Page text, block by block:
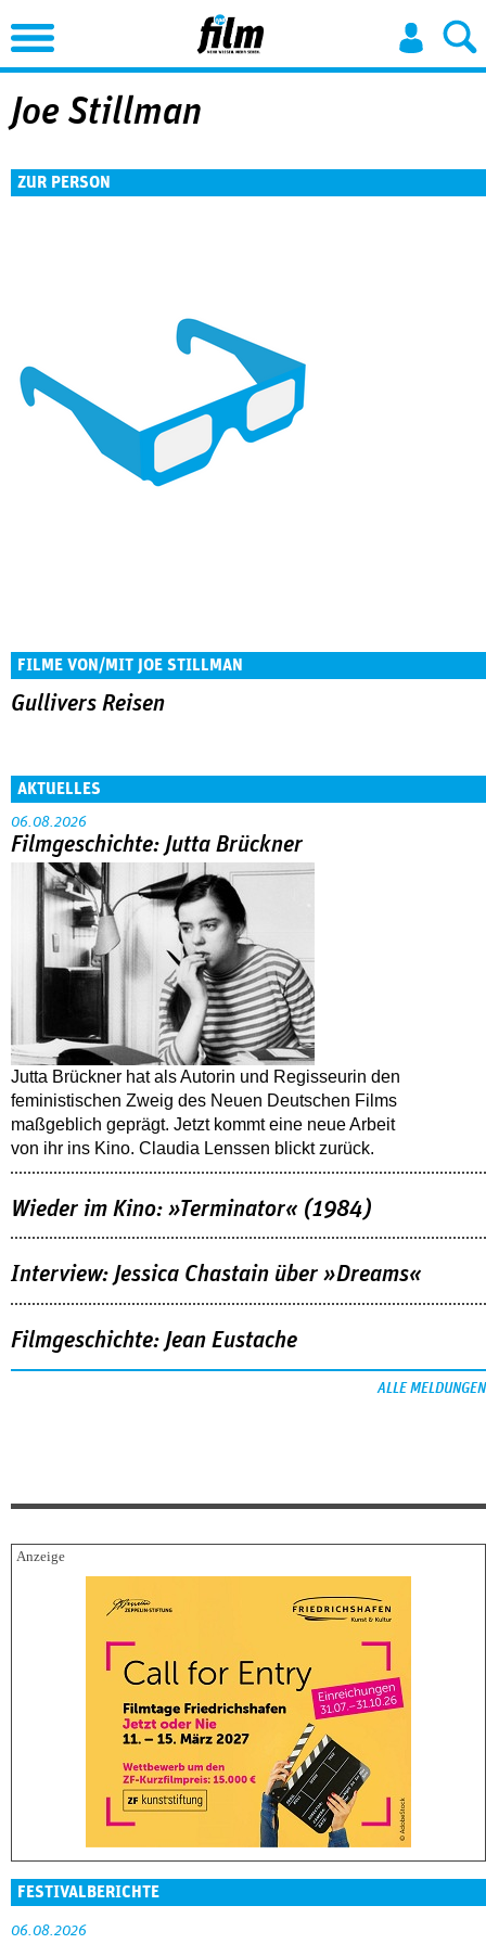
Jump to Navigation
Joe Stillman
ZUR PERSON
FILME VON/MIT JOE STILLMAN
Gullivers Reisen
AKTUELLES
06.08.2026
Filmgeschichte: Jutta Brückner
Jutta Brückner hat als Autorin und Regisseurin den
feministischen Zweig des Neuen Deutschen Films
maßgeblich geprägt. Jetzt kommt eine neue Arbeit
von ihr ins Kino. Claudia Lenssen blickt zurück.
Wieder im Kino: »Terminator« (1984)
Interview: Jessica Chastain über »Dreams«
Filmgeschichte: Jean Eustache
ALLE MELDUNGEN
FESTIVALBERICHTE
06.08.2026